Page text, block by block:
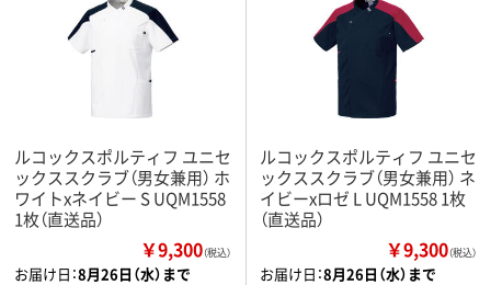
ルコックスポルティフ ユニセ
ックススクラブ（男女兼用） ホ
ワイトxネイビー S UQM1558
1枚（直送品）
￥9,300（税込）
お届け日：8月26日（水）まで
ルコックスポルティフ ユニセ
ックススクラブ（男女兼用） ネ
イビーxロゼ L UQM1558 1枚
（直送品）
￥9,300（税込）
お届け日：8月26日（水）まで